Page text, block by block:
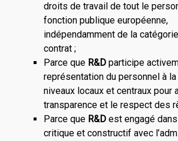
droits de travail de tout le
fonction publique européenne,
indépendamment de la
contrat ;
Parce queR&D participe
représentation du personnel à
niveaux locaux et centraux
transparence et le respect des
Parce queR&D est engagé
critique et constructif avec